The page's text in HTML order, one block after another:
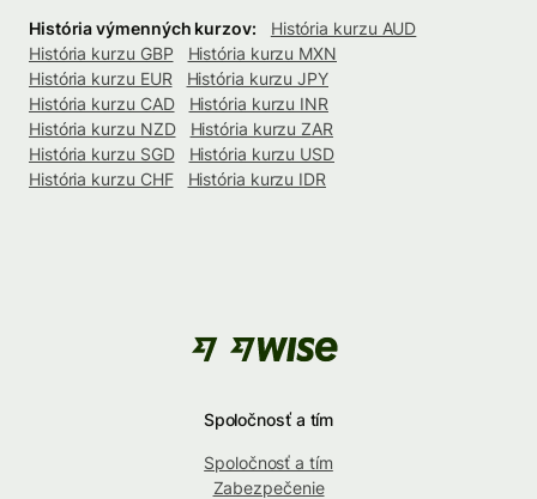
História výmenných kurzov:
História kurzu AUD
História kurzu GBP
História kurzu MXN
História kurzu EUR
História kurzu JPY
História kurzu CAD
História kurzu INR
História kurzu NZD
História kurzu ZAR
História kurzu SGD
História kurzu USD
História kurzu CHF
História kurzu IDR
Spoločnosť a tím
Spoločnosť a tím
Zabezpečenie